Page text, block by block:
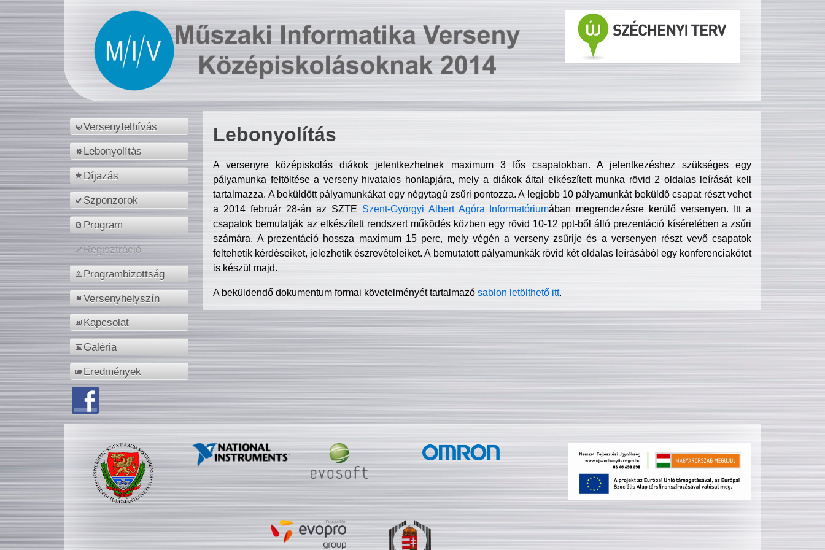
Versenyfelhívás
Lebonyolítás
Díjazás
Szponzorok
Program
Regisztráció
Programbizottság
Versenyhelyszín
Kapcsolat
Galéria
Eredmények
Lebonyolítás
A versenyre középiskolás diákok jelentkezhetnek maximum 3 fős csapatokban. A jelentkezéshez szükséges egy
pályamunka feltöltése a verseny hivatalos honlapjára, mely a diákok által elkészített munka rövid 2 oldalas leírását kell
tartalmazza. A beküldött pályamunkákat egy négytagú zsűri pontozza. A legjobb 10 pályamunkát beküldő csapat részt vehet
a 2014 február 28-án az SZTE Szent-Györgyi Albert Agóra Informatóriumában megrendezésre kerülő versenyen. Itt a
csapatok bemutatják az elkészített rendszert működés közben egy rövid 10-12 ppt-ből álló prezentáció kíséretében a zsűri
számára. A prezentáció hossza maximum 15 perc, mely végén a verseny zsűrije és a versenyen részt vevő csapatok
feltehetik kérdéseiket, jelezhetik észrevételeiket. A bemutatott pályamunkák rövid két oldalas leírásából egy konferenciakötet
is készül majd.
A beküldendő dokumentum formai követelményét tartalmazósablon letölthető itt.